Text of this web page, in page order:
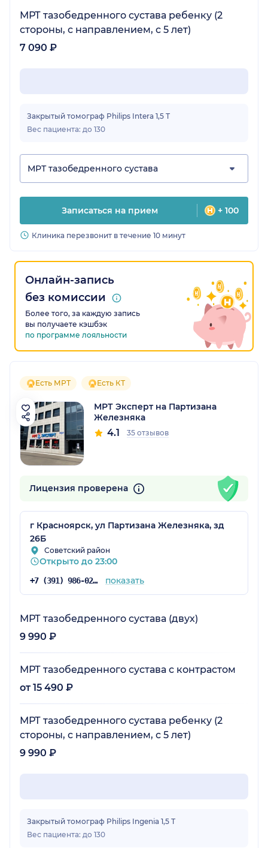
МРТ тазобедренного сустава ребенку (2
стороны, с направлением, с 5 лет)
7 090 ₽
Закрытый томограф Philips Intera 1,5 Т
Вес пациента: до 130
МРТ тазобедренного сустава
Записаться на прием + 100
Клиника перезвонит в течение 10 минут
Онлайн-запись
без комиссии
Более того, за каждую запись
вы получаете кэшбэк
по программе лояльности
Есть МРТ Есть КТ
МРТ Эксперт на Партизана
Железняка
4.1 35 отзывов
Лицензия проверена
г Красноярск, ул Партизана Железняка, зд
26Б
Советский район
Открыто до 23:00
+7 (391) 986-02-78 показать
МРТ тазобедренного сустава (двух)
9 990 ₽
МРТ тазобедренного сустава с контрастом
от 15 490 ₽
МРТ тазобедренного сустава ребенку (2
стороны, с направлением, с 5 лет)
9 990 ₽
Закрытый томограф Philips Ingenia 1,5 Т
Вес пациента: до 130